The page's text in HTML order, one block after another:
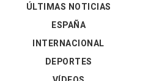
ÚLTIMAS NOTICIAS
ESPAÑA
INTERNACIONAL
DEPORTES